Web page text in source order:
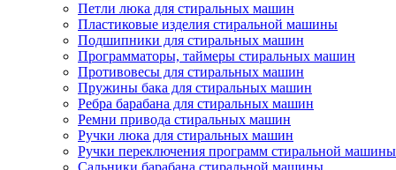
Петли люка для стиральных машин
Пластиковые изделия стиральной машины
Подшипники для стиральных машин
Программаторы, таймеры стиральных машин
Противовесы для стиральных машин
Пружины бака для стиральных машин
Ребра барабана для стиральных машин
Ремни привода стиральных машин
Ручки люка для стиральных машин
Ручки переключения программ стиральной машины
Сальники барабана стиральной машины